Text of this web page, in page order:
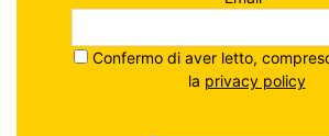
Confermo di aver letto,
la privacy policy